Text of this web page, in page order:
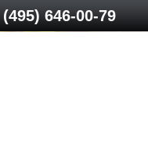
646-00-79